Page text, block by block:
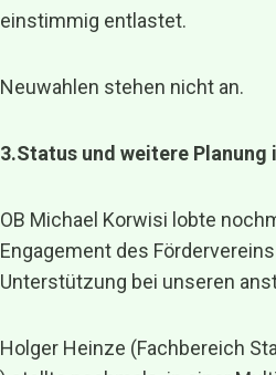
einstimmig entlastet.
Neuwahlen stehen nicht an.
3.Status und weitere Planung
OB Michael Korwisi lobte
Engagement des
Unterstützung bei unseren
Holger Heinze (Fachbereich